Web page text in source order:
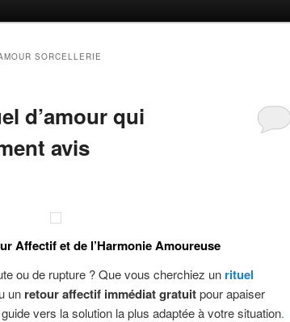
SORCELLERIE
d’amour qui
avis
Affectif et de l’Harmonie Amoureuse
ou de rupture ? Que vous cherchiez un rituel
un retour affectif immédiat gratuitpour apaiser
vers la solution la plus adaptée à votre situation.